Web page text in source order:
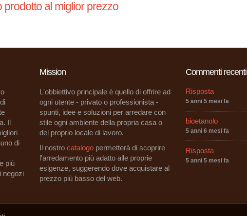
al miglior prezzo
Il
di
più
negozi
Mission
L'obbiettivo principale è quello di offrire ad
ogni utente - privato o professionista -
spunti, idee e soluzioni per arredare con
stile ogni ambiente della propria casa o
del proprio locale di lavoro.
Il nostro catalogo permetterà di scoprire
l'arredamento più adatto alle proprie
esigenze, suggerendo dove acquistare al
prezzo più basso del web.
Commenti recenti
Risposta
5 anni 5 mesi fa
bioetanolo
5 anni 6 mesi fa
Risposta
5 anni 5 mesi fa